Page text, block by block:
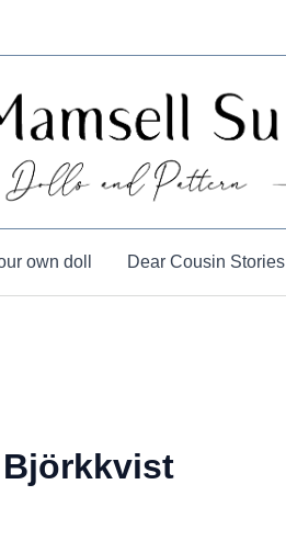
own doll Dear Cousin Stories